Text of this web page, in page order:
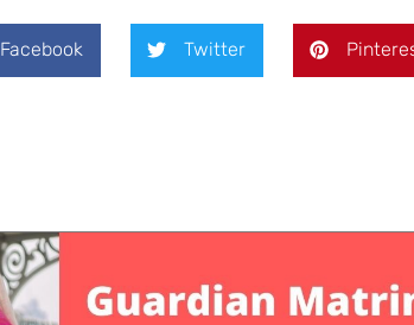
Facebook Twitter